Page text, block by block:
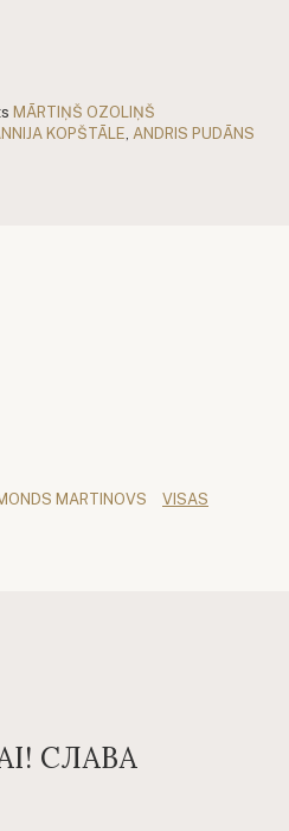
MĀRTIŅŠ OZOLIŅŠ
KOPŠTĀLE ANDRIS PUDĀNS
MARTINOVS
VISAS
СЛАВА